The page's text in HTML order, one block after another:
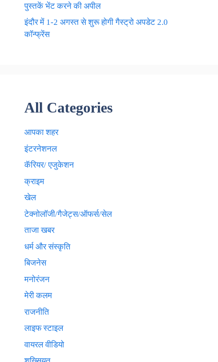
पुस्तकें भेंट करने की अपील
इंदौर में 1-2 अगस्त से शुरू होगी गैस्ट्रो अपडेट 2.0
कॉन्फ्रेंस
All Categories
आपका शहर
इंटरनेशनल
कॅरियर/ एजुकेशन
क्राइम
खेल
टेक्नाेलाॅजी/गैजेट्स/ऑफर्स/सेल
ताजा खबर
धर्म और संस्कृति
बिजनेस
मनोरंजन
मेरी कलम
राजनीति
लाइफ स्टाइल
वायरल वीडियो